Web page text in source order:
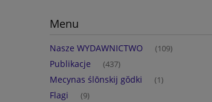
Menu
Nasze WYDAWNICTWO (109)
Publikacje (437)
Mecynas ślōnskij gŏdki (1)
Flagi (9)